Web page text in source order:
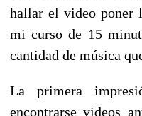
hallar el video poner
mi curso de 15
cantidad de música
La primera
encontrarse videos